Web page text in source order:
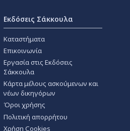
Εκδόσεις Σάκκουλα
Καταστήματα
Επικοινωνία
Εργασία στις Εκδόσεις
Σάκκουλα
Κάρτα μέλους ασκούμενων και
νέων δικηγόρων
Όροι χρήσης
Πολιτική απορρήτου
Χρήση Cookies